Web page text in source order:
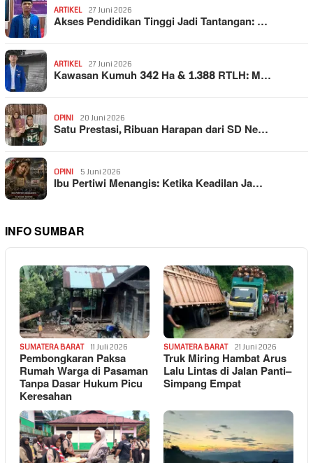
ARTIKEL 27 Juni 2026
Akses Pendidikan Tinggi Jadi Tantangan: …
ARTIKEL 27 Juni 2026
Kawasan Kumuh 342 Ha & 1.388 RTLH: M…
OPINI 20 Juni 2026
Satu Prestasi, Ribuan Harapan dari SD Ne…
OPINI 5 Juni 2026
Ibu Pertiwi Menangis: Ketika Keadilan Ja…
INFO SUMBAR
SUMATERA BARAT 11 Juli 2026
Pembongkaran Paksa
Rumah Warga di Pasaman
Tanpa Dasar Hukum Picu
Keresahan
SUMATERA BARAT 21 Juni 2026
Truk Miring Hambat Arus
Lalu Lintas di Jalan Panti–
Simpang Empat